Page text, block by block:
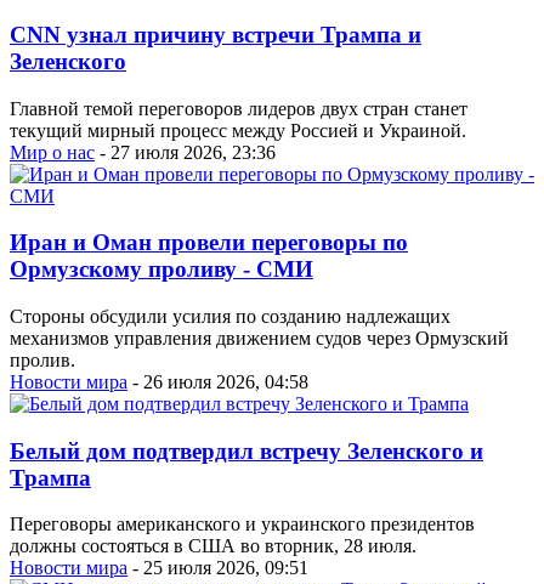
CNN узнал причину встречи Трампа и
Зеленского
Главной темой переговоров лидеров двух стран станет
текущий мирный процесс между Россией и Украиной.
Мир о нас - 27 июля 2026, 23:36
Иран и Оман провели переговоры по
Ормузскому проливу - СМИ
Стороны обсудили усилия по созданию надлежащих
механизмов управления движением судов через Ормузский
пролив.
Новости мира - 26 июля 2026, 04:58
Белый дом подтвердил встречу Зеленского и
Трампа
Переговоры американского и украинского президентов
должны состояться в США во вторник, 28 июля.
Новости мира - 25 июля 2026, 09:51